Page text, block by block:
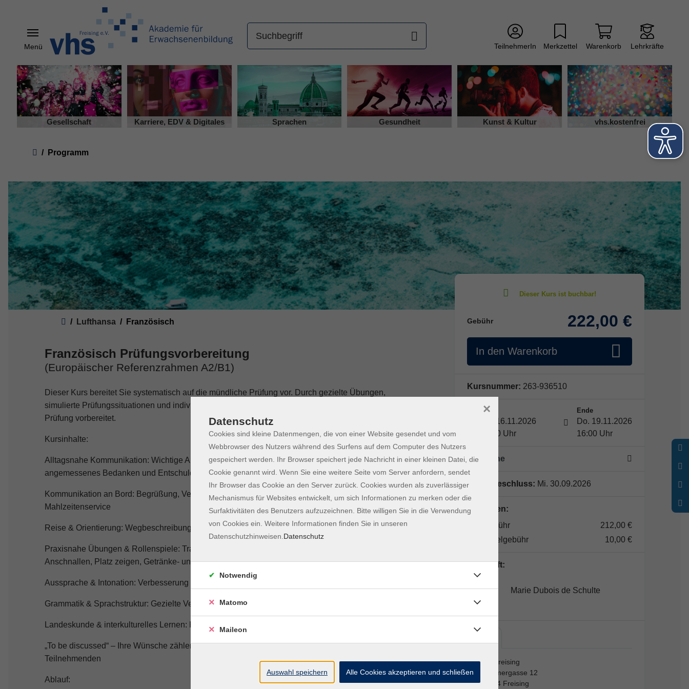
Menü TeilnehmerIn Merkzettel Warenkorb Lehrkräfte
Gesellschaft Karriere, EDV & Digitales Sprachen Gesundheit Kunst & Kultur vhs.kostenfrei
Programm
Lufthansa Französisch
Französisch Prüfungsvorbereitung
(Europäischer Referenzrahmen A2/B1)
Dieser Kurs bereitet Sie systematisch auf die mündliche Prüfung vor. Durch gezielte Übungen,
simulierte Prüfungssituationen und individuelles Feedback werden die Teilnehmenden optimal auf die
Prüfung vorbereitet.
Kursinhalte:
Alltagsnahe Kommunikation: Wichtige Ausdrücke für den Alltag, einfache Gruß- und Abschiedsformeln,
angemessenes Bedanken und Entschuldigen
Kommunikation an Bord: Begrüßung, Verabschiedung, Anschnallen, Platz zeigen, Getränke- und
Mahlzeitenservice
Reise & Orientierung: Wegbeschreibungen, Flughafensituationen, Urlaubs- und Reisethemen
Praxisnahe Übungen & Rollenspiele: Training typischer Situationen, z. B. Begrüßung, Verabschiedung,
Anschnallen, Platz zeigen, Getränke- und Mahlzeitenservice
Aussprache & Intonation: Verbesserung der Verständlichkeit und Klarheit in der Kommunikation
Grammatik & Sprachstruktur: Gezielte Vertiefung für mehr Sprachsicherheit
Landeskunde & interkulturelles Lernen: Kulturelle Besonderheiten verstehen und anwenden
„To be discussed“ – Ihre Wünsche zählen! Anpassung der Themen an die Bedürfnisse der
Teilnehmenden
Ablauf:
Gebühr 222,00 €
In den Warenkorb
Kursnummer: 263-936510
Start
Mo. 16.11.2026
09:00 Uhr
Ende
Do. 19.11.2026
16:00 Uhr
4 Termine
Anmeldeschluss: Mi. 30.09.2026
Gebühren:
Kerngebühr
212,00 €
Lernmittelgebühr
10,00 €
Lehrkraft:
Marie Dubois de Schulte
vhs Freising
Kammergasse 12
85354 Freising
Datenschutz
Cookies sind kleine Datenmengen, die von einer Website gesendet und vom
Webbrowser des Nutzers während des Surfens auf dem Computer des Nutzers
gespeichert werden. Ihr Browser speichert jede Nachricht in einer kleinen Datei, die
Cookie genannt wird. Wenn Sie eine weitere Seite vom Server anfordern, sendet
Ihr Browser das Cookie an den Server zurück. Cookies wurden als zuverlässiger
Mechanismus für Websites entwickelt, um sich Informationen zu merken oder die
Surfaktivitäten des Benutzers aufzuzeichnen. Bitte willigen Sie in die Verwendung
von Cookies ein. Weitere Informationen finden Sie in unseren
Datenschutzhinweisen. Datenschutz
×
Notwendig
Matomo
Maileon
Auswahl speichern Alle Cookies akzeptieren und schließen